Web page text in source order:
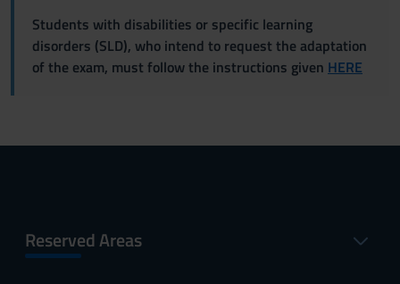
Students with disabilities or specific learning
disorders (SLD), who intend to request the adaptation
of the exam, must follow the instructions given HERE
Reserved Areas